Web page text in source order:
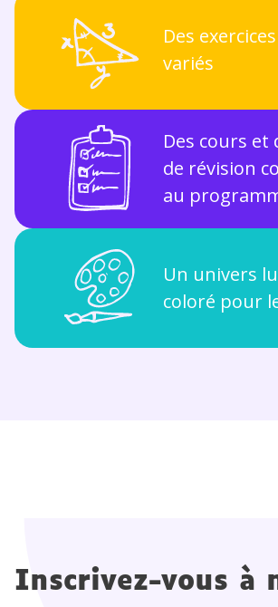
Des
variés
Des cours et
de révision
au
Un univers
coloré pour
Inscrivez-vous à